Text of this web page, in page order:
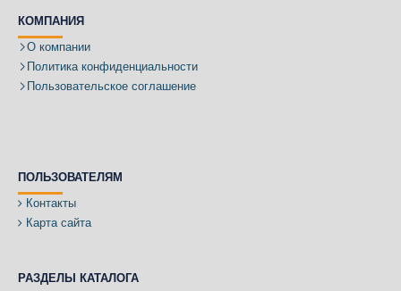
КОМПАНИЯ
О компании
Политика конфиденциальности
Пользовательское соглашение
ПОЛЬЗОВАТЕЛЯМ
Контакты
Карта сайта
РАЗДЕЛЫ КАТАЛОГА